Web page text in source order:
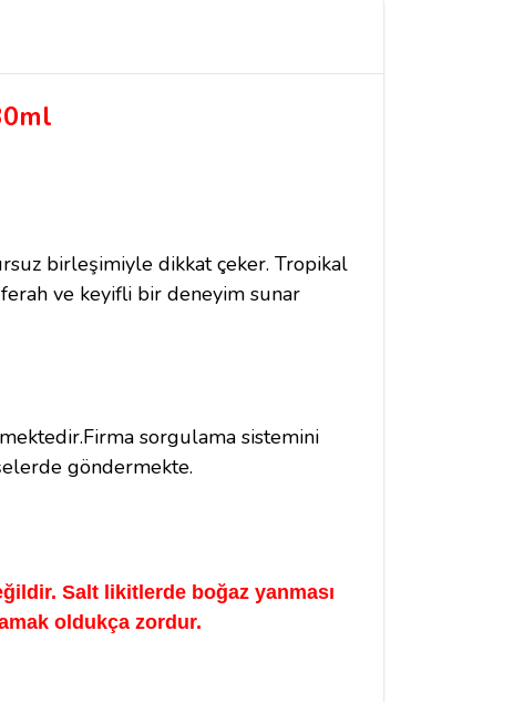
birleşimiyle dikkat çeker. Tropikal
ve keyifli bir deneyim sunar
sorgulama sistemini
göndermekte.
Salt likitlerde boğaz yanması
oldukça zordur.